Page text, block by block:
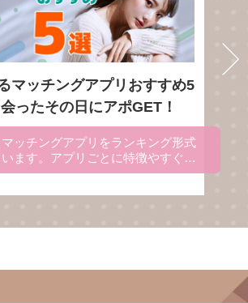
マッチングアプリおすすめ5
ったその日にアポGET！
ッチングアプリをランキング形式
ます。アプリごとに特徴やすぐに
解説にしているので、マッチング